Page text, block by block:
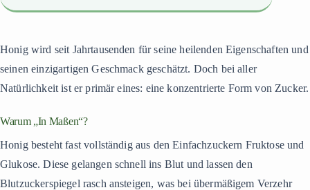
Honig wird seit Jahrtausenden für seine heilenden Eigenschaften und
seinen einzigartigen Geschmack geschätzt. Doch bei aller
Natürlichkeit ist er primär eines: eine konzentrierte Form von Zucker.
Warum „In Maßen“?
Honig besteht fast vollständig aus den Einfachzuckern Fruktose und
Glukose. Diese gelangen schnell ins Blut und lassen den
Blutzuckerspiegel rasch ansteigen, was bei übermäßigem Verzehr